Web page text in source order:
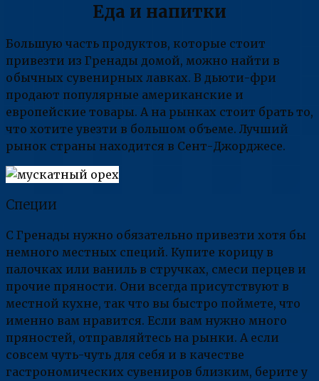
Еда и напитки
Большую часть продуктов, которые стоит
привезти из Гренады домой, можно найти в
обычных сувенирных лавках. В дьюти-фри
продают популярные американские и
европейские товары. А на рынках стоит брать то,
что хотите увезти в большом объеме. Лучший
рынок страны находится в Сент-Джорджесе.
Специи
С Гренады нужно обязательно привезти хотя бы
немного местных специй. Купите корицу в
палочках или ваниль в стручках, смеси перцев и
прочие пряности. Они всегда присутствуют в
местной кухне, так что вы быстро поймете, что
именно вам нравится. Если вам нужно много
пряностей, отправляйтесь на рынки. А если
совсем чуть-чуть для себя и в качестве
гастрономических сувениров близким, берите у